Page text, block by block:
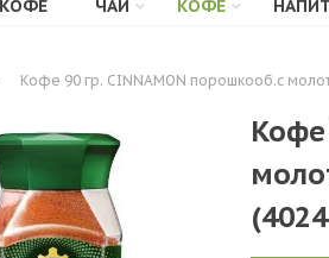
ЧАЙ КОФЕ
Кофе 90 гр. CINNAMON порошкооб.с
Кофе